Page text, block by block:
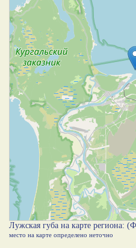
Лужская губа на карте региона:
место на карте определено неточно